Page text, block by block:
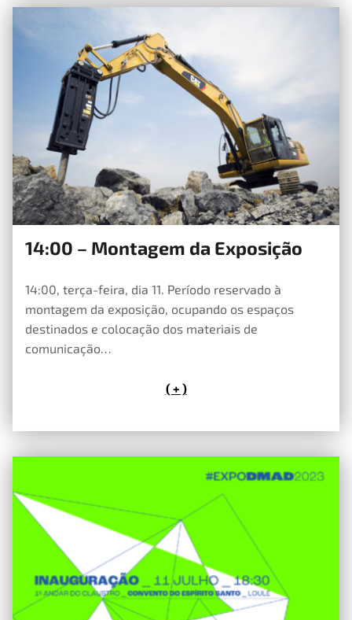
14:00 – Montagem da Exposição
14:00, terça-feira, dia 11. Período reservado à
montagem da exposição, ocupando os espaços
destinados e colocação dos materiais de
comunicação…
( + )